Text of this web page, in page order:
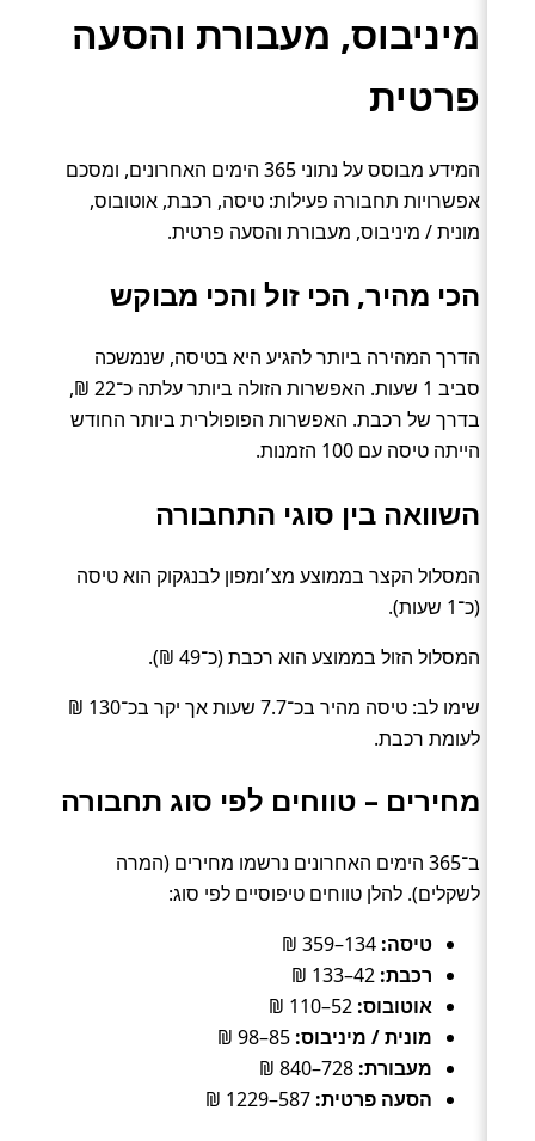
מיניבוס, מעבורת והסעה
פרטית
המידע מבוסס על נתוני 365 הימים האחרונים, ומסכם
אפשרויות תחבורה פעילות: טיסה, רכבת, אוטובוס,
מונית / מיניבוס, מעבורת והסעה פרטית.
הכי מהיר, הכי זול והכי מבוקש
הדרך המהירה ביותר להגיע היא בטיסה, שנמשכה
סביב 1 שעות. האפשרות הזולה ביותר עלתה כ־22 ₪,
בדרך של רכבת. האפשרות הפופולרית ביותר החודש
הייתה טיסה עם 100 הזמנות.
השוואה בין סוגי התחבורה
המסלול הקצר בממוצע מצ׳ומפון לבנגקוק הוא טיסה
(כ־1 שעות).
המסלול הזול בממוצע הוא רכבת (כ־49 ₪).
שימו לב: טיסה מהיר בכ־7.7 שעות אך יקר בכ־130 ₪
לעומת רכבת.
מחירים – טווחים לפי סוג תחבורה
ב־365 הימים האחרונים נרשמו מחירים (המרה
לשקלים). להלן טווחים טיפוסיים לפי סוג:
טיסה:
רכבת:
אוטובוס:
מונית / מיניבוס:
מעבורת:
הסעה פרטית: